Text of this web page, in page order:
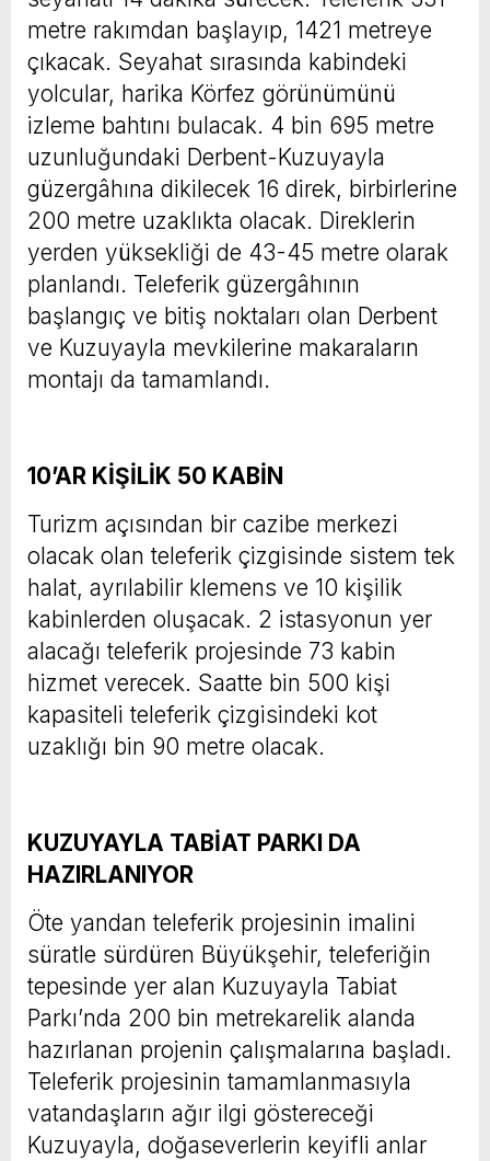
metre rakımdan başlayıp, 1421 metreye
çıkacak. Seyahat sırasında kabindeki
yolcular, harika Körfez görünümünü
izleme bahtını bulacak. 4 bin 695 metre
uzunluğundaki Derbent-Kuzuyayla
güzergâhına dikilecek 16 direk, birbirlerine
200 metre uzaklıkta olacak. Direklerin
yerden yüksekliği de 43-45 metre olarak
planlandı. Teleferik güzergâhının
başlangıç ve bitiş noktaları olan Derbent
ve Kuzuyayla mevkilerine makaraların
montajı da tamamlandı.
10’AR KİŞİLİK 50 KABİN
Turizm açısından bir cazibe merkezi
olacak olan teleferik çizgisinde sistem tek
halat, ayrılabilir klemens ve 10 kişilik
kabinlerden oluşacak. 2 istasyonun yer
alacağı teleferik projesinde 73 kabin
hizmet verecek. Saatte bin 500 kişi
kapasiteli teleferik çizgisindeki kot
uzaklığı bin 90 metre olacak.
KUZUYAYLA TABİAT PARKI DA
HAZIRLANIYOR
Öte yandan teleferik projesinin imalini
süratle sürdüren Büyükşehir, teleferiğin
tepesinde yer alan Kuzuyayla Tabiat
Parkı’nda 200 bin metrekarelik alanda
hazırlanan projenin çalışmalarına başladı.
Teleferik projesinin tamamlanmasıyla
vatandaşların ağır ilgi göstereceği
Kuzuyayla, doğaseverlerin keyifli anlar